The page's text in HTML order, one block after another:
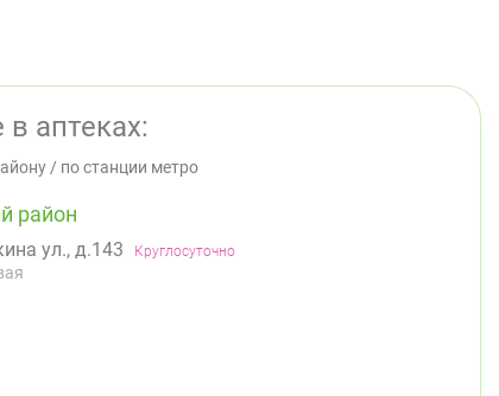
аптеках:
/ по станции метро
район
ул., д.143 Круглосуточно